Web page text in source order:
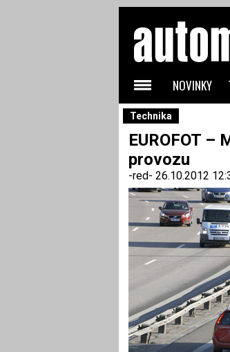
Technika
EUROFOT
provozu
-red- 26.10.2012
NOVINKY